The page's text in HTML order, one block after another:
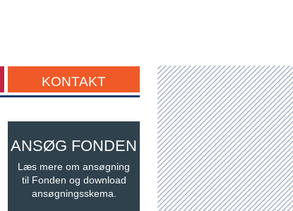
KONTAKT
ANSØG FONDEN
Læs mere om ansøgning
til Fonden og download
ansøgningsskema.